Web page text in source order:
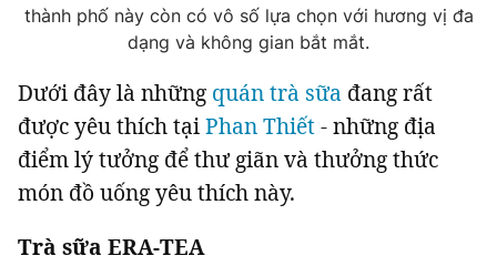
Magazine
Tiện ích
thành phố này còn có vô số lựa chọn với hương vị đa
dạng và không gian bắt mắt.
Dưới đây là những quán trà sữa đang rất
được yêu thích tạiPhan Thiết- những địa
điểm lý tưởng để thư giãn và thưởng thức
món đồ uống yêu thích này.
Trà sữa ERA-TEA